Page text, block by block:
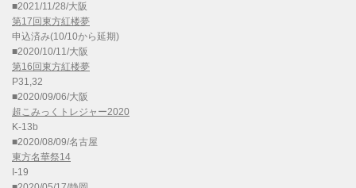
■2021/11/28/大阪
第17回東方紅楼夢
申込済み(10/10から延期)
■2020/10/11/大阪
第16回東方紅楼夢
P31,32
■2020/09/06/大阪
超こみっくトレジャー2020
K-13b
■2020/08/09/名古屋
東方名華祭14
I-19